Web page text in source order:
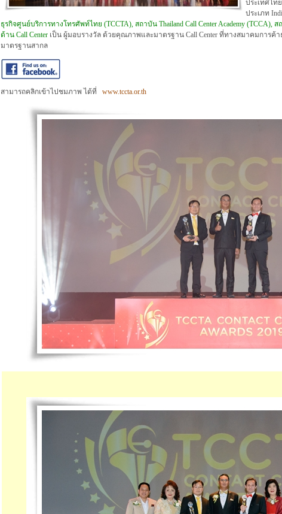
ประเทศไทย
ประเภท
ธุรกิจศูนย์บริการทางโทรศัพท์ไทย (TCCTA), สถาบัน Thailand Call Center Academy
ด้าน Call Center เป็น ผู้มอบรางวัล ด้วยคุณภาพและมาตรฐาน Call Center ที่ทางสมาคมการค้
มาตรฐานสากล
สามารถคลิกเข้าไปชมภาพ ได้ที่ www.tccta.or.th